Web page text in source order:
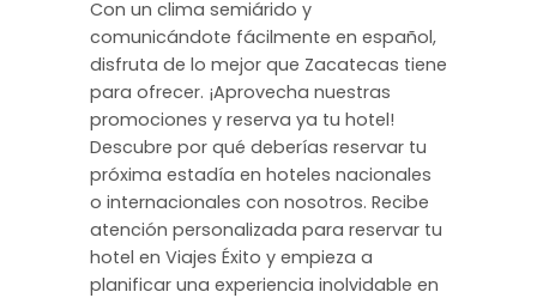
Con un clima semiárido y
comunicándote fácilmente en español,
disfruta de lo mejor que Zacatecas tiene
para ofrecer. ¡Aprovecha nuestras
promociones y reserva ya tu hotel!
Descubre por qué deberías reservar tu
próxima estadía en hoteles nacionales
o internacionales con nosotros. Recibe
atención personalizada para reservar tu
hotel en Viajes Éxito y empieza a
planificar una experiencia inolvidable en